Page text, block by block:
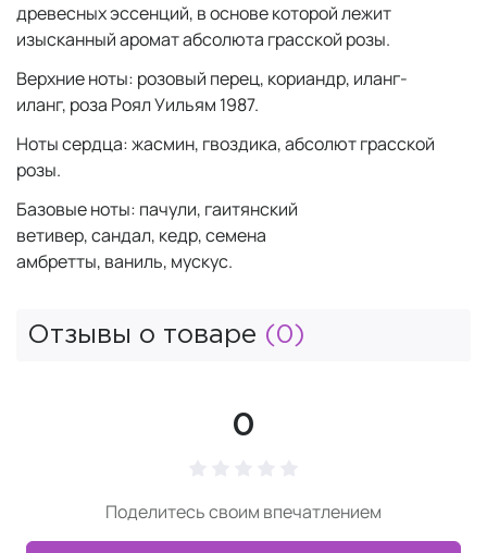
древесных эссенций, в основе которой лежит
изысканный аромат абсолюта грасской розы.
Верхние ноты: розовый перец, кориандр, иланг-
иланг, роза Роял Уильям 1987.
Ноты сердца: жасмин, гвоздика, абсолют грасской
розы.
Базовые ноты: пачули, гаитянский
ветивер, сандал, кедр, семена
амбретты, ваниль, мускус.
Отзывы о товаре (0)
0
Поделитесь своим впечатлением